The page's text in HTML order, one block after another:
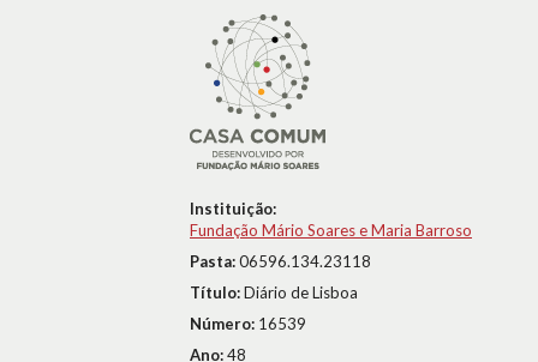
Instituição:
Fundação Mário Soares e Maria Barroso
Pasta:06596.134.23118
Título:Diário de Lisboa
Número: 16539
Ano:48